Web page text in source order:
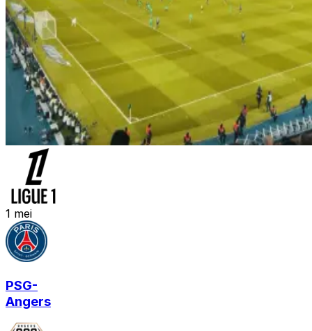
1 mei
PSG-
Angers